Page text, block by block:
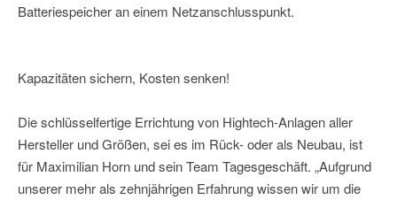
Batteriespeicher an einem Netzanschlusspunkt.
Kapazitäten sichern, Kosten senken!
Die schlüsselfertige Errichtung von Hightech-Anlagen aller
Hersteller und Größen, sei es im Rück- oder als Neubau, ist
für Maximilian Horn und sein Team Tagesgeschäft. „Aufgrund
unserer mehr als zehnjährigen Erfahrung wissen wir um die